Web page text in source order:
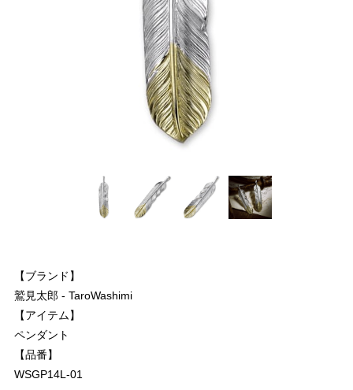
【ブランド】
鷲見太郎 - TaroWashimi
【アイテム】
ペンダント
【品番】
WSGP14L-01